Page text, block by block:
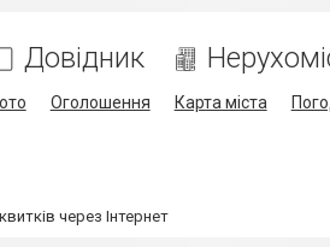
Довідник
Оголошення Карта міста
через Інтернет